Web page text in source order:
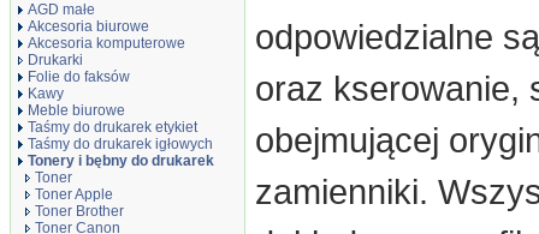
AGD małe
Akcesoria biurowe
Akcesoria komputerowe
Drukarki
Folie do faksów
Kawy
Meble biurowe
Taśmy do drukarek etykiet
Taśmy do drukarek igłowych
Tonery i bębny do drukarek
Toner
Toner Apple
Toner Brother
Toner Canon
odpowiedzialne
oraz kserowanie,
obejmującej
zamienniki.